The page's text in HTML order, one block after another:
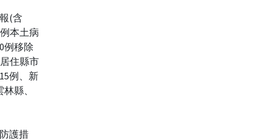
(含
本土病
例移除
住縣市
例、新
縣、
護措